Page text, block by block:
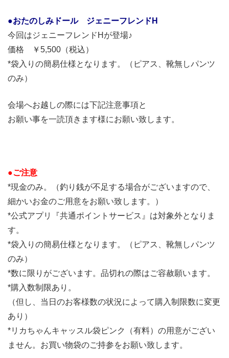
●おたのしみドール ジェニーフレンドH
今回はジェニーフレンドHが登場♪
価格 ￥5,500（税込）
*袋入りの簡易仕様となります。（ピアス、靴無しパンツ
のみ）
会場へお越しの際には下記注意事項と
お願い事を一読頂きます様にお願い致します。
●ご注意
*現金のみ。（釣り銭が不足する場合がございますので、
細かいお金のご用意をお願い致します。）
*公式アプリ『共通ポイントサービス』は対象外となりま
す。
*袋入りの簡易仕様となります。（ピアス、靴無しパンツ
のみ）
*数に限りがございます。品切れの際はご容赦願います。
*購入数制限あり。
（但し、当日のお客様数の状況によって購入制限数に変更
あり）
*リカちゃんキャッスル袋ピンク（有料）の用意がござい
ません。お買い物袋のご持参をお願い致します。